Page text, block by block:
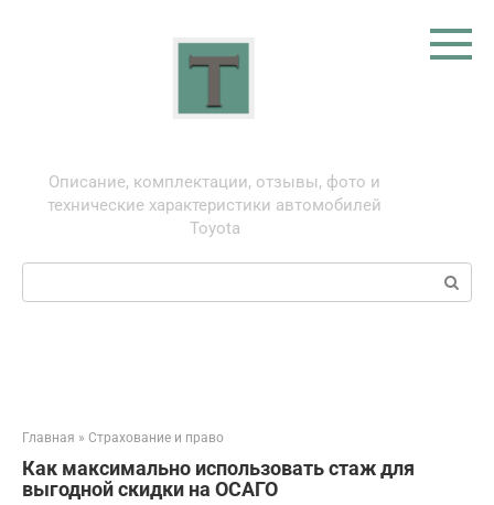
Описание, комплектации, отзывы, фото и
технические характеристики автомобилей
Toyota
Поиск:
Главная » Страхование и право
Как максимально использовать стаж для
выгодной скидки на ОСАГО